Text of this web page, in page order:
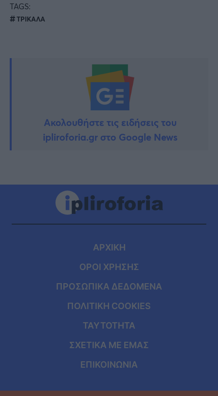
TAGS:
ΤΡΙΚΑΛΑ
Ακολουθήστε τις ειδήσεις του
ipliroforia.gr στο Google News
ΑΡΧΙΚΗ
ΟΡΟΙ ΧΡΗΣΗΣ
ΠΡΟΣΩΠΙΚΑ ΔΕΔΟΜΕΝΑ
ΠΟΛΙΤΙΚΗ COOKIES
ΤΑΥΤΟΤΗΤΑ
ΣΧΕΤΙΚΑ ΜΕ ΕΜΑΣ
ΕΠΙΚΟΙΝΩΝΙΑ